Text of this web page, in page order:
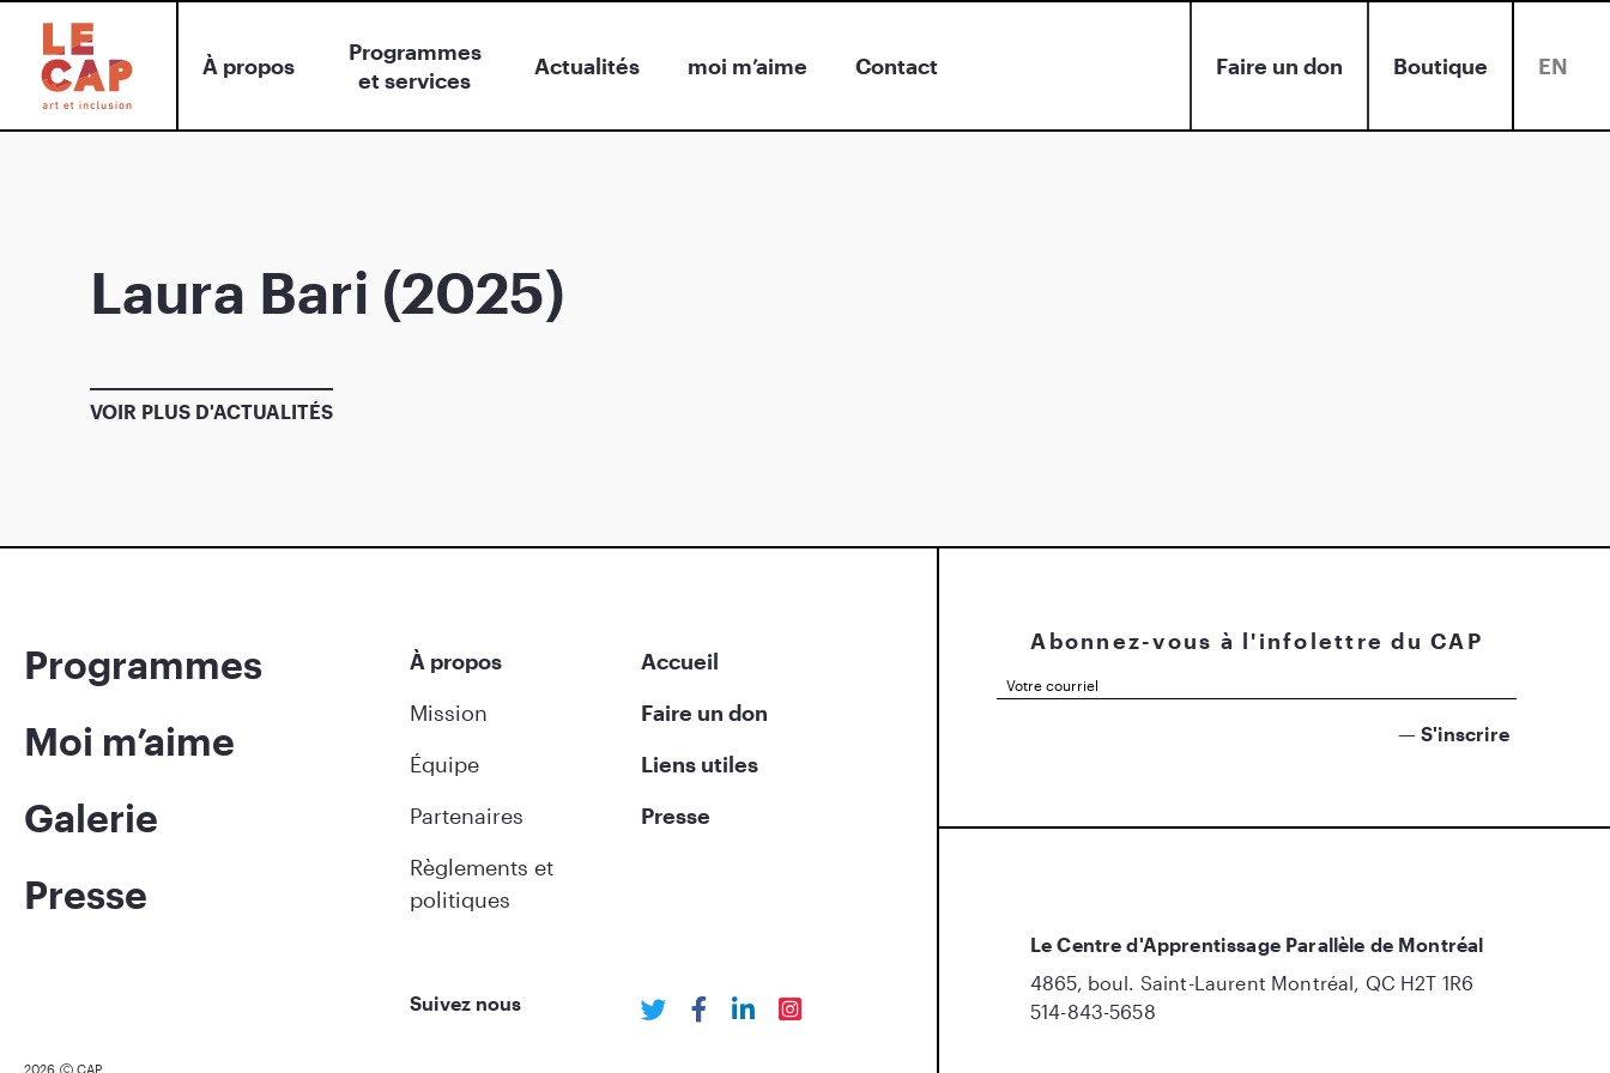
À propos
Programmes
et services
Actualités moi m’aime Contact Faire un don Boutique EN
Laura Bari (2025)
VOIR PLUS D'ACTUALITÉS
Programmes
Moi m’aime
Galerie
Presse
À propos
Mission
Équipe
Partenaires
Règlements et
politiques
Accueil
Faire un don
Liens utiles
Presse
Suivez nous
2026 CAP
Abonnez-vous à l'infolettre du CAP
Le Centre d'Apprentissage Parallèle de Montréal
4865, boul. Saint-Laurent Montréal, QC H2T 1R6
514-843-5658